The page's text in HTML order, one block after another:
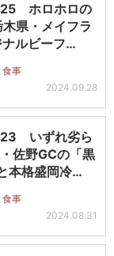
ホロホロの
県・メイフラ
ナルビーフ…
食事
2024.09.28
いずれ劣ら
佐野GCの「黒
本格盛岡冷…
食事
2024.08.31